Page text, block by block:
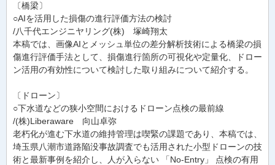
〔橋梁〕
○AIを活用した損傷の進行評価方法の検討
/八千代エンジニヤリング(株) 塚崎翔太
本稿では、画像AIとメッシュ単位の差分解析技術による橋梁の損
傷進行評価手法として、損傷進行箇所の可視化や定量化、ドロー
ン活用の有効性について検討した取り組みについて紹介する。
〔ドローン〕
○下水道などの狭小空間におけるドローン点検の最前線
/(株)Liberaware 向山卓弥
老朽化が進む下水道の維持管理は喫緊の課題であり、本稿では、
埼玉県八潮市道路陥没事故調査でも活用された小型ドローンの技
術と最新事例を紹介し、人が入らない 「No-Entry」 点検の有用